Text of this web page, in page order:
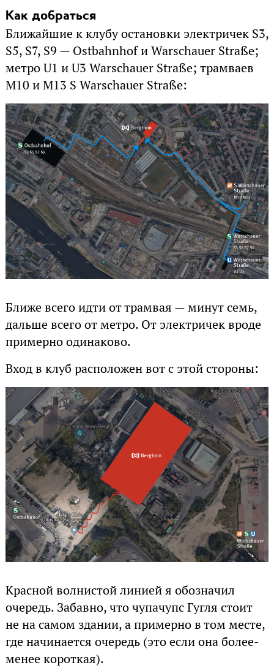
Как добраться
Ближайшие к клубу остановки электричек S3,
S5, S7, S9 — Ostbahnhof и Warschauer Straße;
метро U1 и U3 Warschauer Straße; трамваев
M10 и M13 S Warschauer Straße:
Ближе всего идти от трамвая — минут семь,
дальше всего от метро. От электричек вроде
примерно одинаково.
Вход в клуб расположен вот с этой стороны:
Красной волнистой линией я обозначил
очередь. Забавно, что чупачупс Гугля стоит
не на самом здании, а примерно в том месте,
где начинается очередь (это если она более-
менее короткая).